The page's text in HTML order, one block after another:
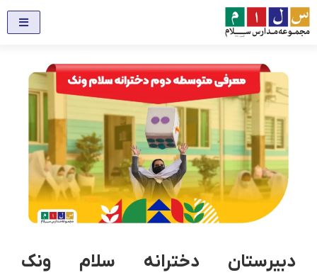
دبیرستان دخترانه سلام ونک